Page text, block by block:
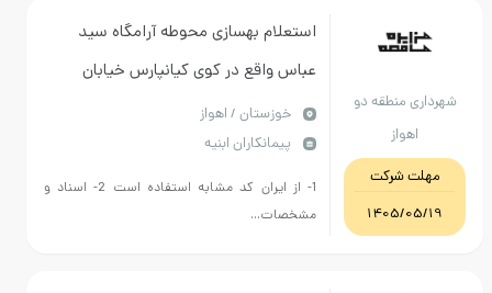
منطقه دو
استعلام بهسازی محوطه آرامگاه سید
عباس واقع در کوی کیانپارس خیابان
سروش واقع در حوزه خدماتی منطقه دو
خوزستان / اهواز
پیمانکاران ابنیه
1- از ایران کد مشابه استفاده است 2- اسناد و
مشخصات...